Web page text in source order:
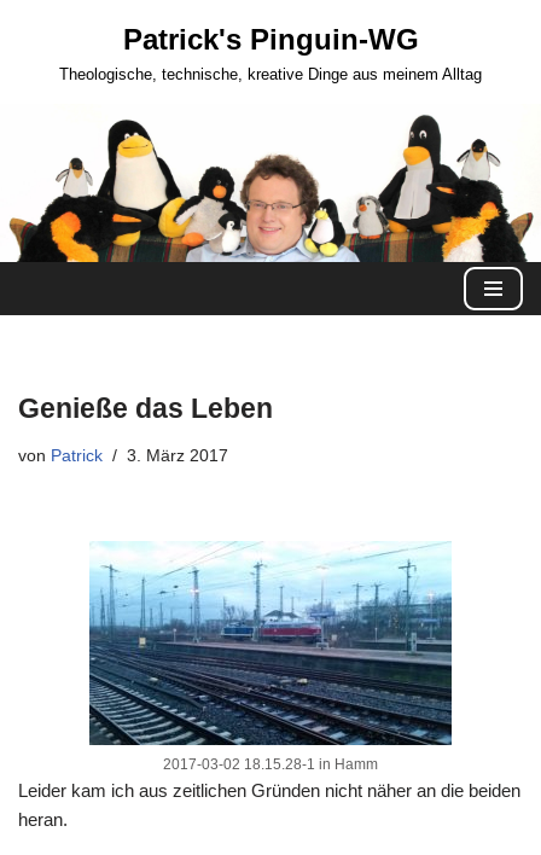
Patrick's Pinguin-WG
Theologische, technische, kreative Dinge aus meinem Alltag
Genieße das Leben
von Patrick 3. März 2017
2017-03-02 18.15.28-1 in Hamm
Leider kam ich aus zeitlichen Gründen nicht näher an die beiden
heran.